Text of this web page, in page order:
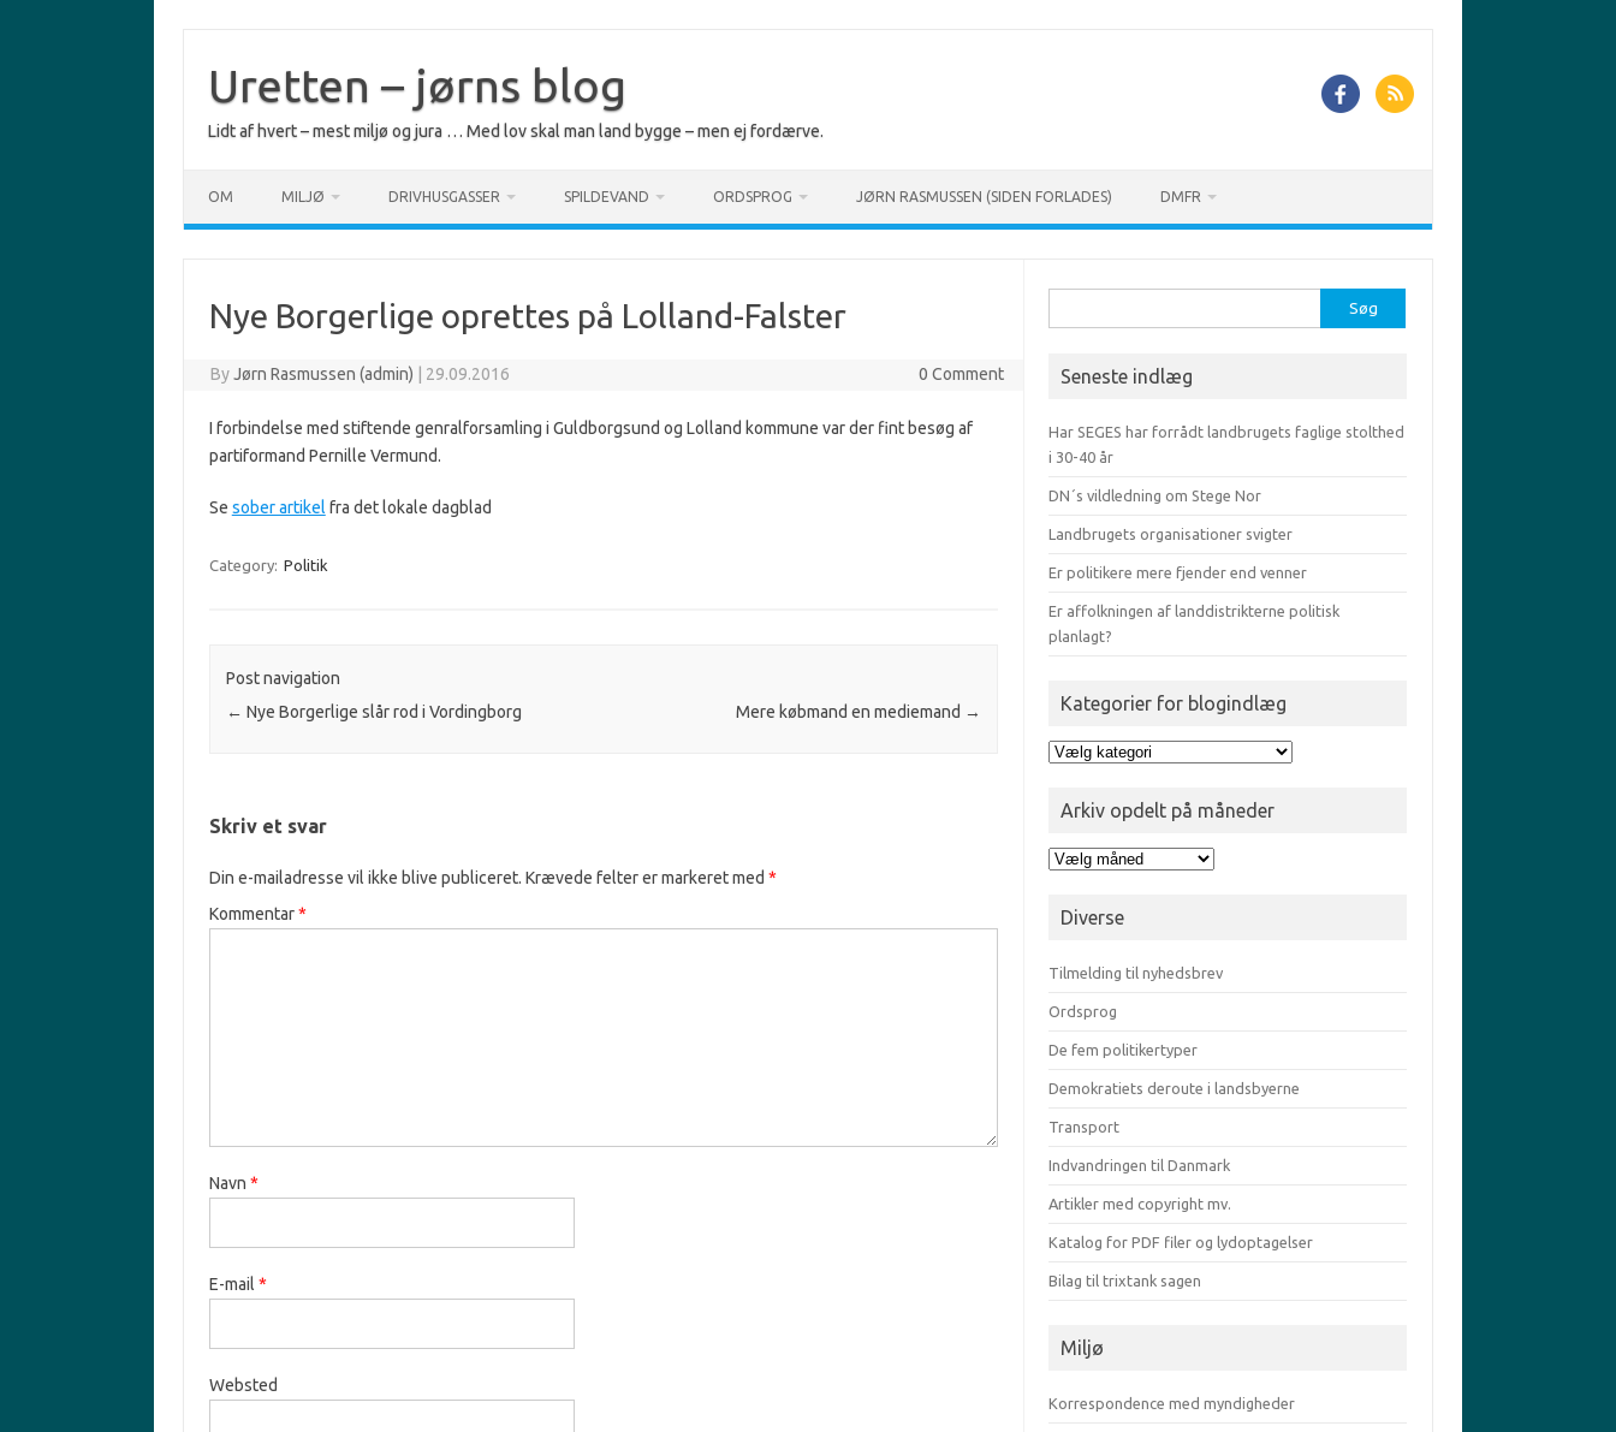
content
Uretten – jørns blog
Lidt af hvert – mest miljø og jura … Med lov skal man land bygge – men ej fordærve.
OM MILJØ DRIVHUSGASSER SPILDEVAND ORDSPROG JØRN RASMUSSEN (SIDEN FORLADES) DMFR
Nye Borgerlige oprettes på Lolland-Falster
ByJørn Rasmussen (admin) 29.09.2016 0 Comment
I forbindelse med stiftende genralforsamling i Guldborgsund og Lolland kommune var der fint besøg af
partiformand Pernille Vermund.
Se sober artikel fra det lokale dagblad
Category: Politik
Post navigation
← Nye Borgerlige slår rod i Vordingborg Mere købmand en mediemand →
Skriv et svar
Din e-mailadresse vil ikke blive publiceret. Krævede felter er markeret med *
Kommentar*
Navn *
E-mail *
Websted
efter:
Seneste indlæg
Har SEGES har forrådt landbrugets faglige stolthed
i 30-40 år
DN´s vildledning om Stege Nor
Landbrugets organisationer svigter
Er politikere mere fjender end venner
Er affolkningen af landdistrikterne politisk
planlagt?
Kategorier for blogindlæg
Kategorier
Arkiv opdelt på måneder
Arkiv
måneder
Diverse
Tilmelding til nyhedsbrev
Ordsprog
De fem politikertyper
Demokratiets deroute i landsbyerne
Transport
Indvandringen til Danmark
Artikler med copyright mv.
Katalog for PDF filer og lydoptagelser
Bilag til trixtank sagen
Miljø
Korrespondence med myndigheder